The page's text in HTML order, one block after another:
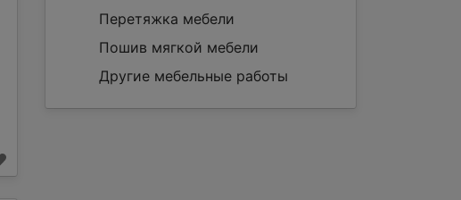
Перетяжка мебели
Пошив мягкой мебели
Другие мебельные работы